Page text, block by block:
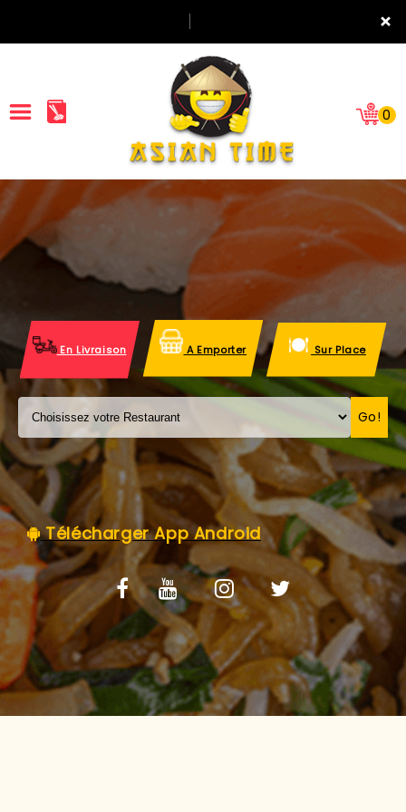
×
ACCUEIL
LA CARTE
VOS AVIS
MENTIONS LÉGALES
C.G.V
0
En Livraison A Emporter Sur Place
Go!
Télécharger App Android